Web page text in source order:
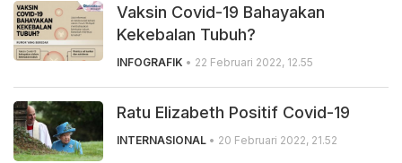
Vaksin Covid-19 Bahayakan
Kekebalan Tubuh?
INFOGRAFIK • 22 Februari 2022, 12.55
Ratu Elizabeth Positif Covid-19
INTERNASIONAL • 20 Februari 2022, 21.52